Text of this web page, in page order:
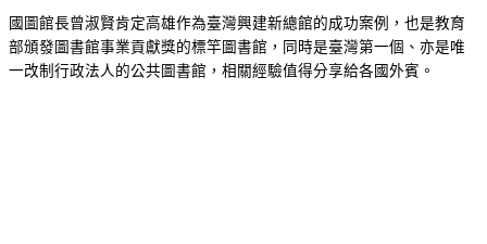
國圖館長曾淑賢肯定高雄作為臺灣興建新總館的成功案例，也是教育
部頒發圖書館事業貢獻獎的標竿圖書館，同時是臺灣第一個、亦是唯
一改制行政法人的公共圖書館，相關經驗值得分享給各國外賓。